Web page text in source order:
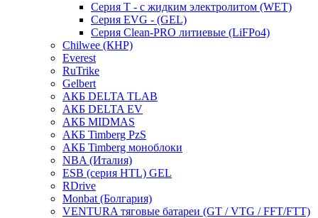
Серия T - с жидким электролитом (WET)
Серия EVG - (GEL)
Серия Clean-PRO литиевые (LiFPo4)
Chilwee (КНР)
Everest
RuTrike
Gelbert
АКБ DELTA TLAB
АКБ DELTA EV
АКБ MIDMAS
АКБ Timberg PzS
АКБ Timberg моноблоки
NBA (Италия)
ESB (серия HTL) GEL
RDrive
Monbat (Болгария)
VENTURA тяговые батареи (GT / VTG / FFT/FTT)